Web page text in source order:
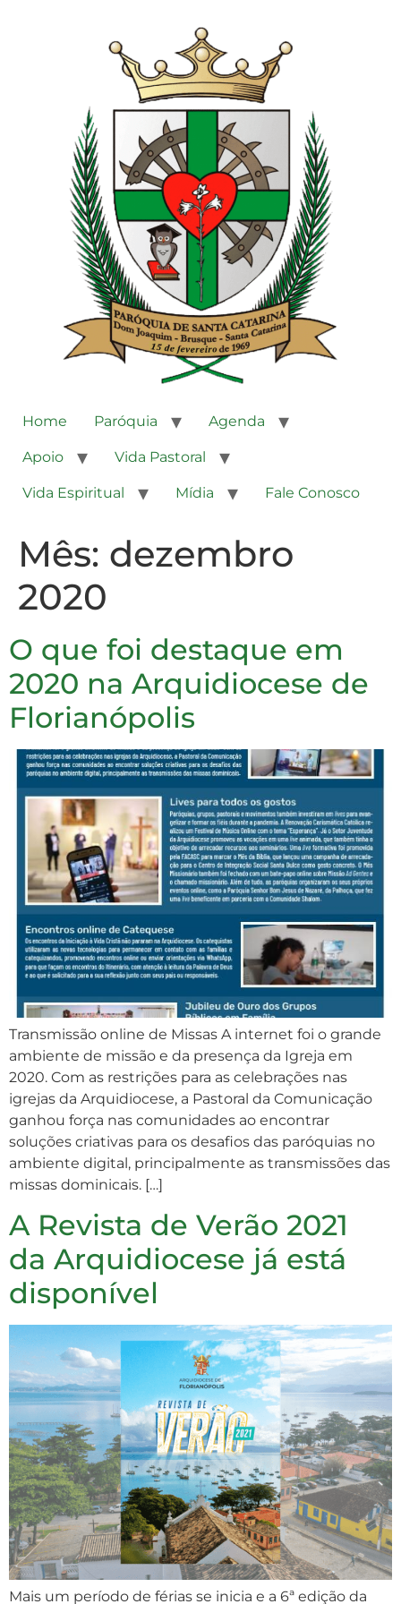
Home Paróquia Agenda
Apoio Vida Pastoral
Vida Espiritual Mídia Fale Conosco
Mês: dezembro
2020
O que foi destaque em
2020 na Arquidiocese de
Florianópolis
Transmissão online de Missas A internet foi o grande
ambiente de missão e da presença da Igreja em
2020. Com as restrições para as celebrações nas
igrejas da Arquidiocese, a Pastoral da Comunicação
ganhou força nas comunidades ao encontrar
soluções criativas para os desafios das paróquias no
ambiente digital, principalmente as transmissões das
missas dominicais. […]
A Revista de Verão 2021
da Arquidiocese já está
disponível
Mais um período de férias se inicia e a 6ª edição da